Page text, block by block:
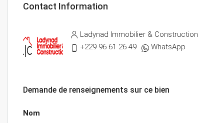
Contact Information
Ladynad Immobilier & Construction
+229 96 61 26 49
WhatsApp
Demande de renseignements sur ce bien
Nom